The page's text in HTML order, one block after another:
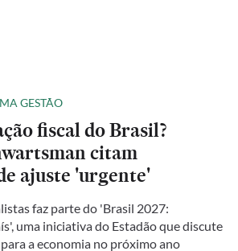
GESTÃO
fiscal do Brasil?
citam
ajuste 'urgente'
faz parte do 'Brasil 2027:
uma iniciativa do Estadão que discute
a economia no próximo ano